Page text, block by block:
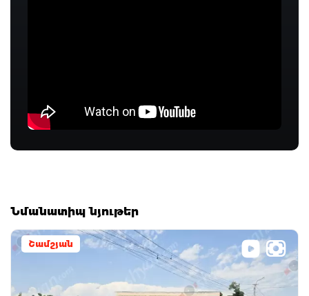
Նմանատիպ նյութեր
Շամշյան